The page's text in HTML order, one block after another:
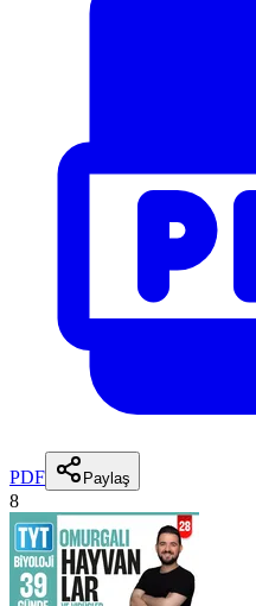
PDF Paylaş
8